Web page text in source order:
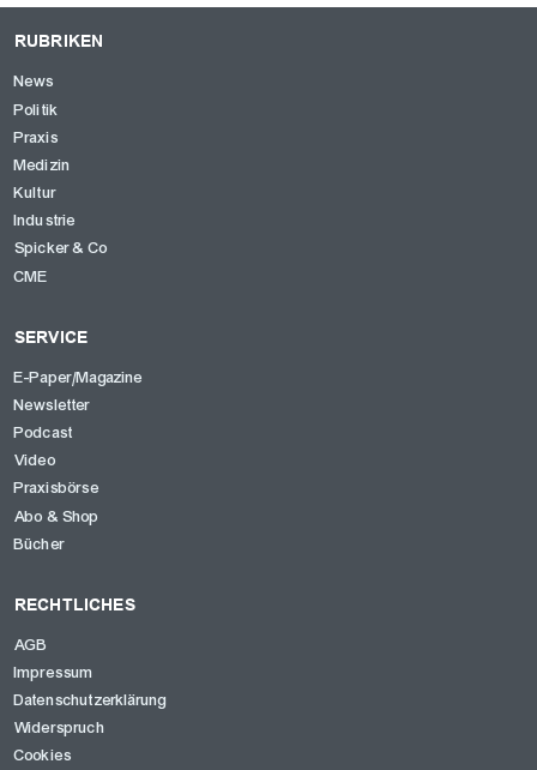
RUBRIKEN
News
Politik
Praxis
Medizin
Kultur
Industrie
Spicker & Co
CME
SERVICE
E-Paper/Magazine
Newsletter
Podcast
Video
Praxisbörse
Abo & Shop
Bücher
RECHTLICHES
AGB
Impressum
Datenschutzerklärung
Widerspruch
Cookies